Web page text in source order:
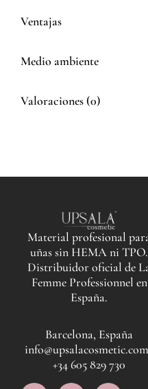
Ventajas
Medio ambiente
Valoraciones (0)
Material profesional
uñas sin HEMA ni TPO.
Distribuidor oficial de
Femme Professionnel en
España.
Barcelona, España
info@upsalacosmetic.com
+34 605 829 730